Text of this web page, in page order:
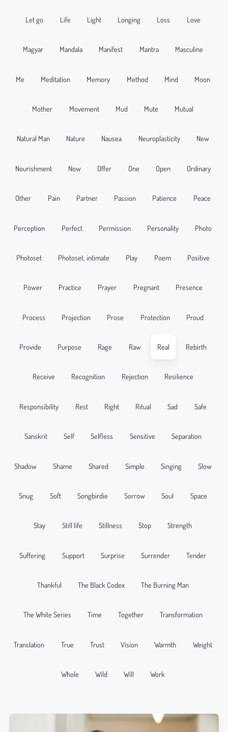
Let go Life Light Longing Loss Love
Magyar Mandala Manifest Mantra Masculine
Me Meditation Memory Method Mind Moon
Mother Movement Mud Mute Mutual
Natural Man Nature Nausea Neuroplasticity New
Nourishment Now Offer One Open Ordinary
Other Pain Partner Passion Patience Peace
Perception Perfect Permission Personality Photo
Photoset Photoset, intimate Play Poem Positive
Power Practice Prayer Pregnant Presence
Process Projection Prose Protection Proud
Provide Purpose Rage Raw Real Rebirth
Receive Recognition Rejection Resilience
Responsibility Rest Right Ritual Sad Safe
Sanskrit Self Selfless Sensitive Separation
Shadow Shame Shared Simple Singing Slow
Snug Soft Songbirdie Sorrow Soul Space
Stay Still life Stillness Stop Strength
Suffering Support Surprise Surrender Tender
Thankful The Black Codex The Burning Man
The White Series Time Together Transformation
Translation True Trust Vision Warmth Weight
Whole Wild Will Work